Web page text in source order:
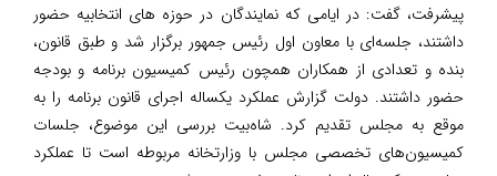
پیشرفت، گفت: در ایامی که نمایندگان در حوزه های انتخابیه حضور
داشتند، جلسه‌ای با معاون اول رئیس جمهور برگزار شد و طبق قانون،
بنده و تعدادی از همکاران همچون رئیس کمیسیون برنامه و بودجه
حضور داشتند. دولت گزارش عملکرد یکساله اجرای قانون برنامه را به
موقع به مجلس تقدیم کرد. شاه‌بیت بررسی این موضوع، جلسات
کمیسیون‌های تخصصی مجلس با وزارتخانه مربوطه است تا عملکرد